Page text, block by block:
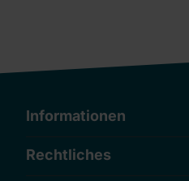
Informationen
Rechtliches